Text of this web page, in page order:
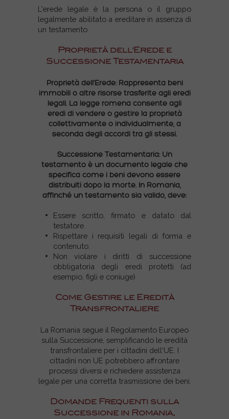
L'erede legale è la persona o il gruppo
legalmente abilitato a ereditare in assenza di
un testamento.
Proprietà dell'Erede e
Successione Testamentaria
Proprietà dell'Erede: Rappresenta beni
immobili o altre risorse trasferite agli eredi
legali. La legge romena consente agli
eredi di vendere o gestire la proprietà
collettivamente o individualmente, a
seconda degli accordi tra gli stessi.
Successione Testamentaria: Un
testamento è un documento legale che
specifica come i beni devono essere
distribuiti dopo la morte. In Romania,
affinché un testamento sia valido, deve:
Essere scritto, firmato e datato dal
testatore.
Rispettare i requisiti legali di forma e
contenuto.
Non violare i diritti di successione
obbligatoria degli eredi protetti (ad
esempio, figli e coniuge)
Come Gestire le Eredità
Transfrontaliere
La Romania segue il Regolamento Europeo
sulla Successione, semplificando le eredità
transfrontaliere per i cittadini dell'UE. I
cittadini non UE potrebbero affrontare
processi diversi e richiedere assistenza
legale per una corretta trasmissione dei beni.
Domande Frequenti sulla
Successione in Romania,